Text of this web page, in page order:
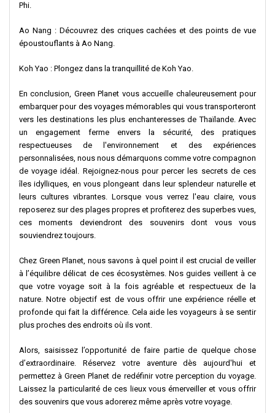
Phi.
Ao Nang : Découvrez des criques cachées et des points de vue
époustouflants à Ao Nang.
Koh Yao : Plongez dans la tranquillité de Koh Yao.
En conclusion, Green Planet vous accueille chaleureusement pour
embarquer pour des voyages mémorables qui vous transporteront
vers les destinations les plus enchanteresses de Thaïlande. Avec
un engagement ferme envers la sécurité, des pratiques
respectueuses de l'environnement et des expériences
personnalisées, nous nous démarquons comme votre compagnon
de voyage idéal. Rejoignez-nous pour percer les secrets de ces
îles idylliques, en vous plongeant dans leur splendeur naturelle et
leurs cultures vibrantes. Lorsque vous verrez l'eau claire, vous
reposerez sur des plages propres et profiterez des superbes vues,
ces moments deviendront des souvenirs dont vous vous
souviendrez toujours.
Chez Green Planet, nous savons à quel point il est crucial de veiller
à l’équilibre délicat de ces écosystèmes. Nos guides veillent à ce
que votre voyage soit à la fois agréable et respectueux de la
nature. Notre objectif est de vous offrir une expérience réelle et
profonde qui fait la différence. Cela aide les voyageurs à se sentir
plus proches des endroits où ils vont.
Alors, saisissez l’opportunité de faire partie de quelque chose
d’extraordinaire. Réservez votre aventure dès aujourd'hui et
permettez à Green Planet de redéfinir votre perception du voyage.
Laissez la particularité de ces lieux vous émerveiller et vous offrir
des souvenirs que vous adorerez même après votre voyage.